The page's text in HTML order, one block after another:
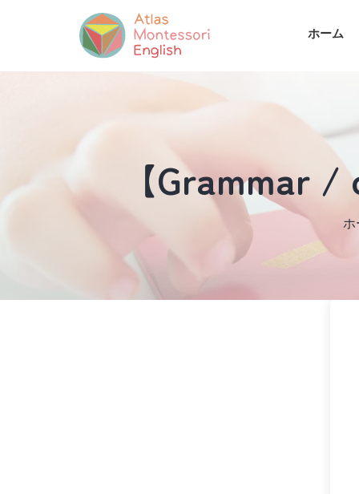
ホーム
【Grammar
ホ